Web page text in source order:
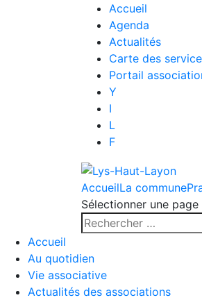
Accueil
Agenda
Actualités
Carte des
Portail
Y
I
L
F
AccueilLa commune
Sélectionner une page
Accueil
Au quotidien
Vie associative
Actualités des associations